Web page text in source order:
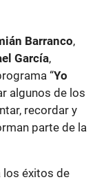
Barranco,
García,
“Yo
algunos de los
recordar y
parte de la
los éxitos de